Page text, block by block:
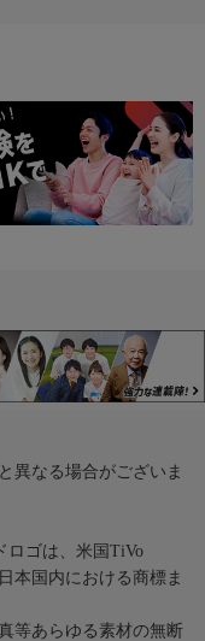
異なる場合がございま
ロゴは、米国TiVo
本国内における商標ま
等あらゆる素材の無断